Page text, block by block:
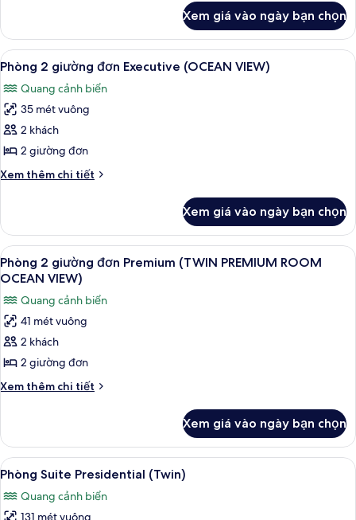
(PORT
VIEW)
Phòng
giường
Executive
(PORT
Xem giá vào ngày bạn chọn
Xem
tất
cả
ảnh
Phòng
2
giường
đơn
(OCEAN
VIEW)
Chăn bông, két bảo mật tại phòng,
9
Phòng 2 giường đơn Executive (OCEAN VIEW)
Quang cảnh biển
35 mét vuông
2 khách
2 giường đơn
Xem thêm chi tiết
Chi
Phòng
giường
đơn
(OCEAN
VIEW)
Xem giá vào ngày bạn chọn
Xem
tất
ảnh
Phòng
2
giường
đơn
PREMIUM
ROOM
OCEAN
VIEW)
Phòng 2 giường đơn Premium
6
Phòng 2 giường đơn Premium (TWIN PREMIUM ROOM
OCEAN VIEW)
Quang cảnh biển
41 mét vuông
2 khách
2 giường đơn
Xem thêm chi tiết
Chi
Phòng
giường
Premium
(TWIN
Xem giá vào ngày bạn chọn
Xem
tất
cả
Phòng Suite Presidential (Twin) |
11
Phòng Suite Presidential (Twin)
Quang cảnh biển
131 mét vuông